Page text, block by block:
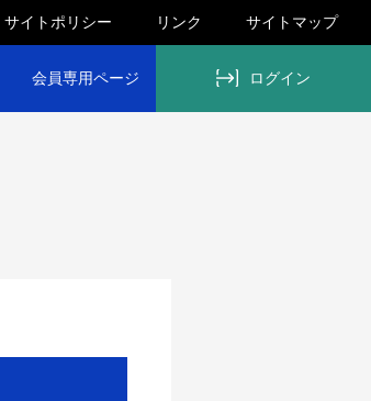
サイトポリシー リンク サイトマップ
会員専用ページ ログイン